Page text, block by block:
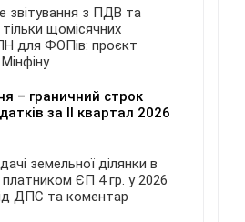
звітування з ПДВ та
щомісячних
для ФОПів: проєкт
– граничний строк
за ІI квартал 2026
земельної ділянки в
ЄП 4 гр. у 2026
ДПС та коментар